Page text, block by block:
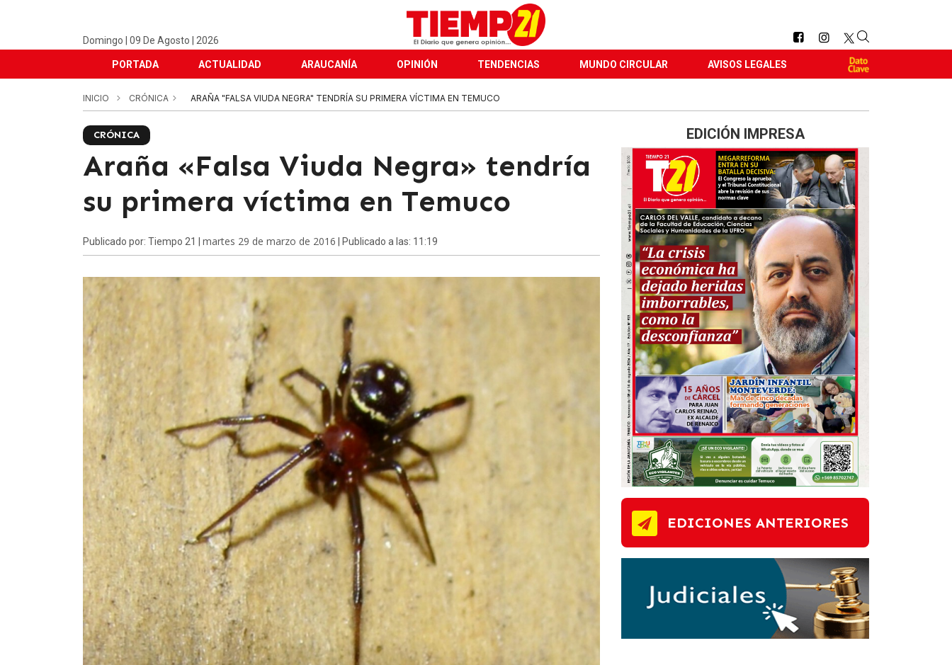
Domingo | 09 De Agosto | 2026
PORTADA ACTUALIDAD ARAUCANÍA OPINIÓN TENDENCIAS MUNDO CIRCULAR AVISOS LEGALES
INICIO CRÓNICA ARAÑA "FALSA VIUDA NEGRA" TENDRÍA SU PRIMERA VÍCTIMA EN TEMUCO
CRÓNICA
Araña «Falsa Viuda Negra» tendría
su primera víctima en Temuco
Publicado por: Tiempo 21 | martes 29 de marzo de 2016 | Publicado a las: 11:19
EDICIÓN IMPRESA
EDICIONES ANTERIORES